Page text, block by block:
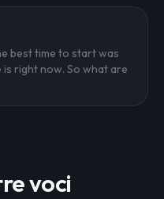
best time to start was
right now. So what are
voci